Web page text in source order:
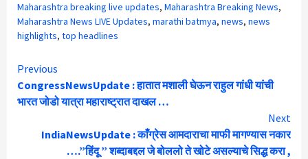
Maharashtra breaking live updates, Maharashtra Breaking News,
Maharashtra News LIVE Updates, marathi batmya, news, news
highlights, top headlines
Continue
Reading
Previous
CongressNewsUpdate : हातात मशाली घेऊन राहुल गांधी यांची
भारत जोडो यात्रा महाराष्ट्रात दाखल …
Next
IndiaNewsUpdate : काँग्रेस आमदाराचा माफी मागण्यास नकार
….”हिंदू ” शब्दाबद्दल जे बोललो ते खोटे असल्याचे सिद्ध करा ,